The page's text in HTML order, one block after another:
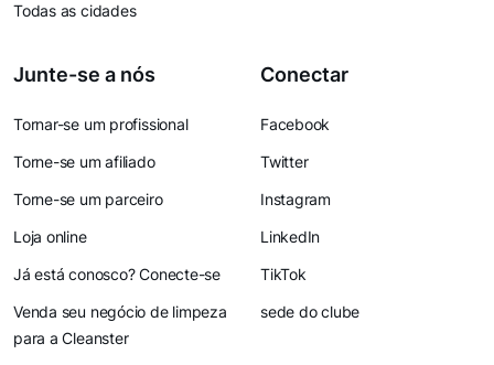
Todas as cidades
Junte-se a nós
Tornar-se um profissional
Torne-se um afiliado
Torne-se um parceiro
Loja online
Já está conosco? Conecte-se
Venda seu negócio de limpeza
para a Cleanster
Conectar
Facebook
Twitter
Instagram
LinkedIn
TikTok
sede do clube